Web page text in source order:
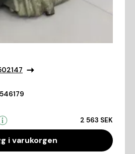
2 563 SEK
i varukorgen